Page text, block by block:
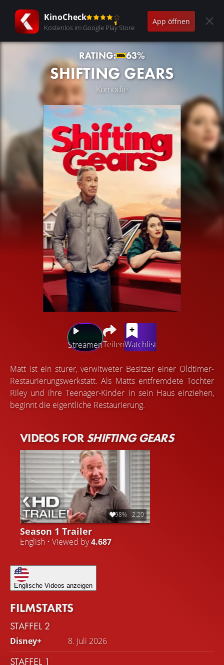
KinoCheck
Kostenlos im Google Play Store
App öffnen
RATING: 63%
SHIFTING GEARS
Komödie
StreamenTeilenWatchlist
Matt ist ein sturer, verwitweter Besitzer einer Oldtimer-
Restaurierungswerkstatt. Als Matts entfremdete Tochter
Riley und ihre Teenager-Kinder in sein Haus einziehen,
beginnt die eigentliche Restaurierung.
VIDEOS FORSHIFTING GEARS
98% 2:20
Season 1 Trailer
English • Viewed by4.687
Englische Videos anzeigen
FILMSTARTS
STAFFEL 2
Disney+ 8. Juli 2026
STAFFEL 1